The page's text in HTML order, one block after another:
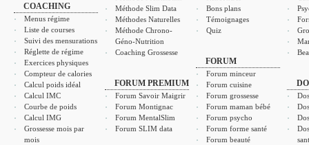
COACHING
Menus régime
Liste de courses
Suivi des mensurations
Réglette de régime
Exercices physiques
Compteur de calories
Calcul poids idéal
Calcul IMC
Courbe de poids
Calcul IMG
Grossesse mois par
mois
Méthode Slim Data
Méthodes Naturelles
Méthode Chrono-
Géno-Nutrition
Coaching Grossesse
FORUM PREMIUM
Forum Savoir Maigrir
Forum Montignac
Forum MentalSlim
Forum SLIM data
Bons plans
Témoignages
Quiz
FORUM
Forum minceur
Forum cuisine
Forum grossesse
Forum maman bébé
Forum psycho
Forum forme santé
Forum beauté